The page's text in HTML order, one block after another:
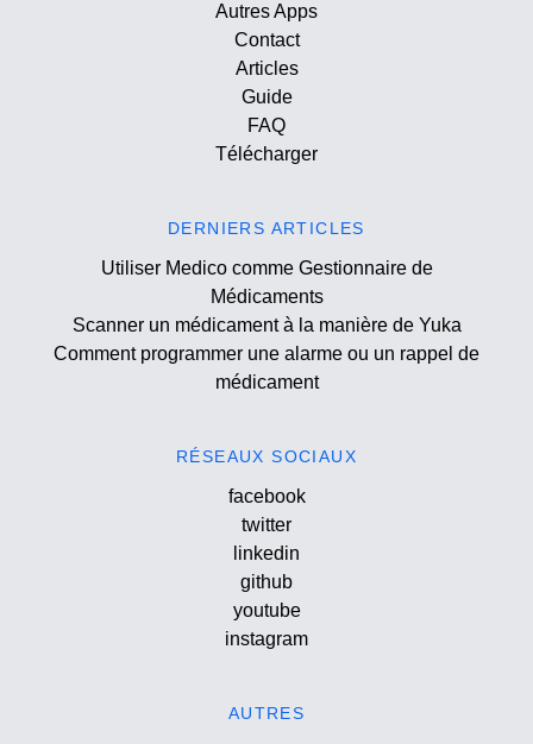
Autres Apps
Contact
Articles
Guide
FAQ
Télécharger
DERNIERS ARTICLES
Utiliser Medico comme Gestionnaire de
Médicaments
Scanner un médicament à la manière de Yuka
Comment programmer une alarme ou un rappel de
médicament
RÉSEAUX SOCIAUX
facebook
twitter
linkedin
github
youtube
instagram
AUTRES